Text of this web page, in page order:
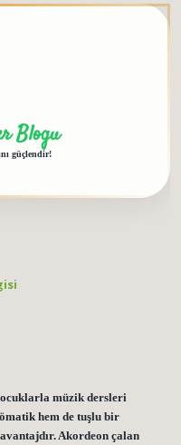
Blogu
güçlendir!
müzik dersleri
hem de tuşlu bir
Akordeon çalan